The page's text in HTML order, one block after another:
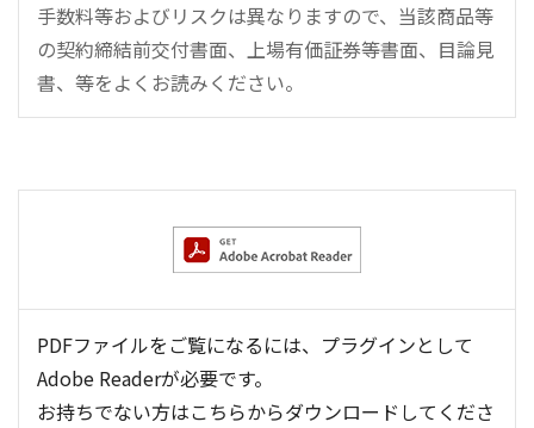
手数料等およびリスクは異なりますので、当該商品等
の契約締結前交付書面、上場有価証券等書面、目論見
書、等をよくお読みください。
PDFファイルをご覧になるには、プラグインとして
Adobe Readerが必要です。
お持ちでない方はこちらからダウンロードしてくださ